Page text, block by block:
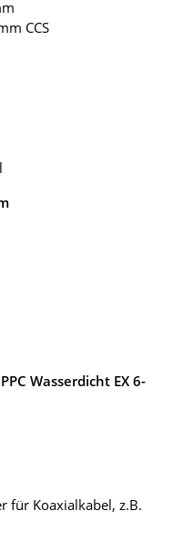
CCS
Wasserdicht EX 6-
für Koaxialkabel, z.B.